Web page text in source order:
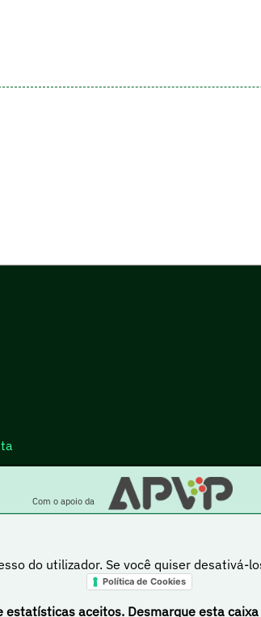
do utilizador. Se você quiser desativá-
Política de Cookies
estatísticas aceitos. Desmarque esta
Com o apoio da
licença Creative Commons Atribuição-NãoComercial-